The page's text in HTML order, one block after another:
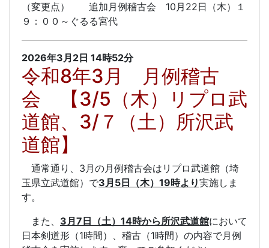
（変更点） 追加月例稽古会 10月22日（木）１
９：００～ぐるる宮代
2026年3月2日 14時52分
令和8年3月 月例稽古
会 【3/5（木）リプロ武
道館、3/７（土）所沢武
道館】
通常通り、3月の月例稽古会はリプロ武道館（埼
玉県立武道館）で3月5日（木）19時より実施しま
す。
また、 3月7日（土）14時から所沢武道館において
日本剣道形（1時間）、稽古（1時間）の内容で月例